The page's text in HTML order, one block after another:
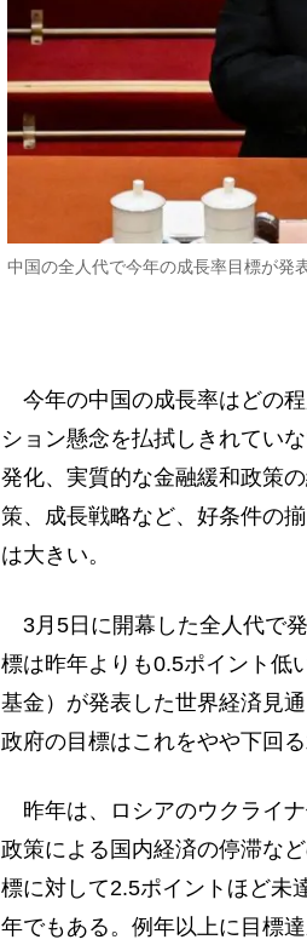
中国の全人代で今年の成長率目標が発
今年の中国の成長率はどの
ション懸念を払拭しきれてい
発化、実質的な金融緩和政策
策、成長戦略など、好条件の
は大きい。
3月5日に開幕した全人代で
標は昨年よりも0.5ポイント低
基金）が発表した世界経済見
政府の目標はこれをやや下回る
昨年は、ロシアのウクライ
政策による国内経済の停滞な
標に対して2.5ポイントほど未
年でもある。例年以上に目標